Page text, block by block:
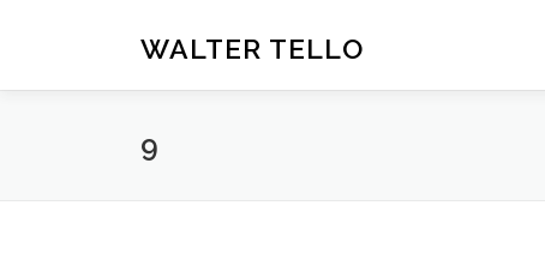
WALTER TELLO
9